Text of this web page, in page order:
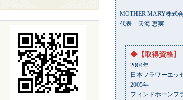
MOTHER MARY株式
代表 天海 恵実
◆【取得資格】
2004年
日本フラワーエッ
2005年
フィンドホーンフ